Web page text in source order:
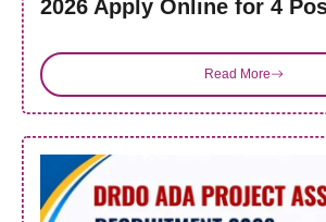
2026 Apply Online for 4
Read More